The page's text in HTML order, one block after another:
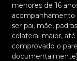
menores de 16
acompanhamento
ser pai, mãe,
colateral maior,
comprovado o